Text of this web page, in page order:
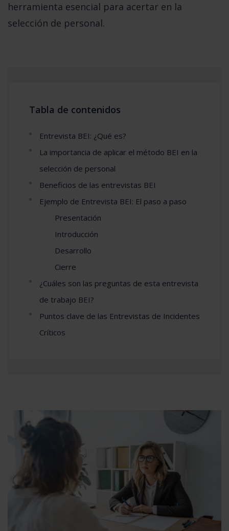
herramienta esencial para acertar en la
selección de personal.
Tabla de contenidos
Entrevista BEI: ¿Qué es?
La importancia de aplicar el método BEI en la
selección de personal
Beneficios de las entrevistas BEI
Ejemplo de Entrevista BEI: El paso a paso
Presentación
Introducción
Desarrollo
Cierre
¿Cuáles son las preguntas de esta entrevista
de trabajo BEI?
Puntos clave de las Entrevistas de Incidentes
Críticos